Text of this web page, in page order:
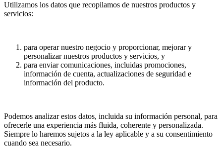
Utilizamos los datos que recopilamos de nuestros productos y
servicios:
para operar nuestro negocio y proporcionar, mejorar y
personalizar nuestros productos y servicios, y
para enviar comunicaciones, incluidas promociones,
información de cuenta, actualizaciones de seguridad e
información del producto.
Podemos analizar estos datos, incluida su información personal, para
ofrecerle una experiencia más fluida, coherente y personalizada.
Siempre lo haremos sujetos a la ley aplicable y a su consentimiento
cuando sea necesario.